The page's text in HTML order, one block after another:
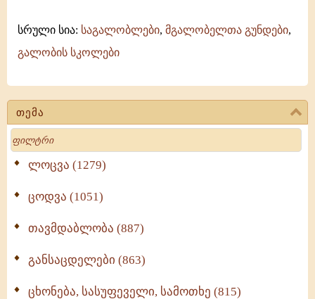
თემა
Search
ლოცვა (1279)
ცოდვა (1051)
თავმდაბლობა (887)
განსაცდელები (863)
ცხონება, სასუფეველი, სამოთხე (815)
სრული სია: საგალობლები, მგალობელთა გუნდები,
გალობის სკოლები